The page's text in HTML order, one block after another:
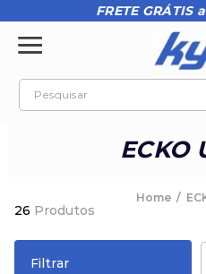
FRETE GRÁTIS
Pesquisar
ECKO
26 Produtos
Filtrar
tênis oakley